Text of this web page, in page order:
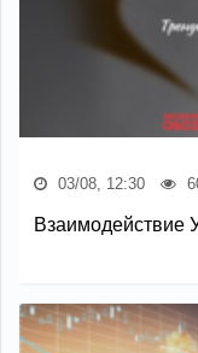
03/08, 12:30
Взаимодействие